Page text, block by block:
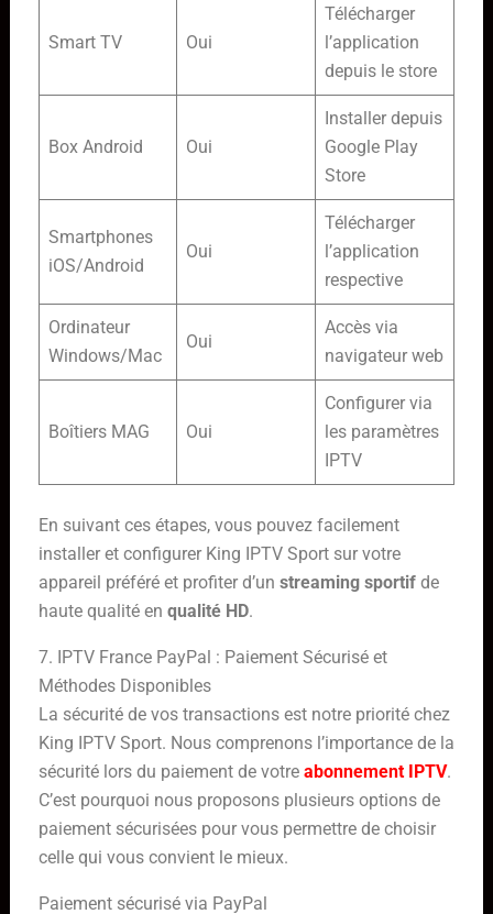
Smart TV Oui
Télécharger
l’application
depuis le store
Box Android Oui
Installer depuis
Google Play
Store
Smartphones
iOS/Android
Oui
Télécharger
l’application
respective
Ordinateur
Windows/Mac
Oui
Accès via
navigateur web
Boîtiers MAG Oui
Configurer via
les paramètres
IPTV
En suivant ces étapes, vous pouvez facilement
installer et configurer King IPTV Sport sur votre
appareil préféré et profiter d’un streaming sportifde
haute qualité en qualité HD.
7. IPTV France PayPal : Paiement Sécurisé et
Méthodes Disponibles
La sécurité de vos transactions est notre priorité chez
King IPTV Sport. Nous comprenons l’importance de la
sécurité lors du paiement de votre abonnement IPTV.
C’est pourquoi nous proposons plusieurs options de
paiement sécurisées pour vous permettre de choisir
celle qui vous convient le mieux.
Paiement sécurisé via PayPal